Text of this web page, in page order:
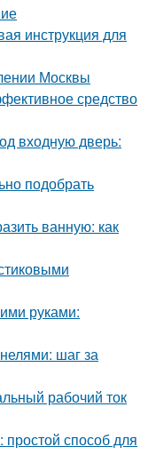
инструкция для
Москвы
средство
входную дверь:
подобрать
ванную: как
руками:
шаг за
рабочий ток
способ для